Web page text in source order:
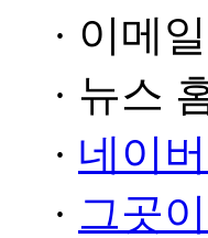
· 이메
· 뉴스
· 네이
· 그곳